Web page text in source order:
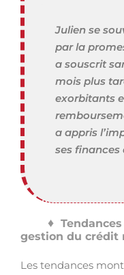
Julien se
par la
a souscrit
mois plus
exorbitants
a appris
ses finances
gestion du crédit
Les tendances